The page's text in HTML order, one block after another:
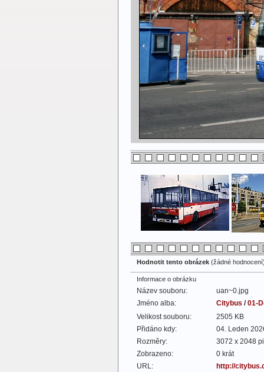
Hodnotit tento obrázek (žádné
Informace o obrázku
Název souboru:
uan~0.jpg
Jméno alba:
Citybus /01-
Velikost souboru:
2505 KB
Přidáno kdy:
04. Leden
Rozměry:
3072 x 2048
Zobrazeno:
0 krát
URL:
http://